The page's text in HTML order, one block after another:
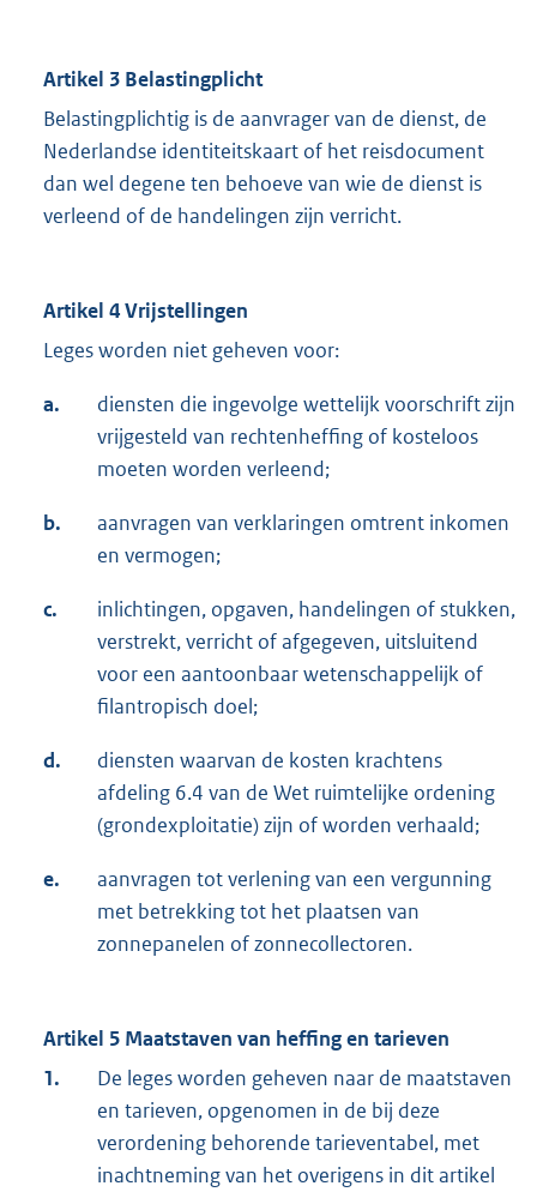
Artikel 3 Belastingplicht
Belastingplichtig is de aanvrager van de dienst, de
Nederlandse identiteitskaart of het reisdocument
dan wel degene ten behoeve van wie de dienst is
verleend of de handelingen zijn verricht.
Artikel 4 Vrijstellingen
Leges worden niet geheven voor:
a.
diensten die ingevolge wettelijk voorschrift zijn
vrijgesteld van rechtenheffing of kosteloos
moeten worden verleend;
b.
aanvragen van verklaringen omtrent inkomen
en vermogen;
c.
inlichtingen, opgaven, handelingen of stukken,
verstrekt, verricht of afgegeven, uitsluitend
voor een aantoonbaar wetenschappelijk of
filantropisch doel;
d.
diensten waarvan de kosten krachtens
afdeling 6.4 van de Wet ruimtelijke ordening
(grondexploitatie) zijn of worden verhaald;
e.
aanvragen tot verlening van een vergunning
met betrekking tot het plaatsen van
zonnepanelen of zonnecollectoren.
Artikel 5 Maatstaven van heffing en tarieven
1.
De leges worden geheven naar de maatstaven
en tarieven, opgenomen in de bij deze
verordening behorende tarieventabel, met
inachtneming van het overigens in dit artikel